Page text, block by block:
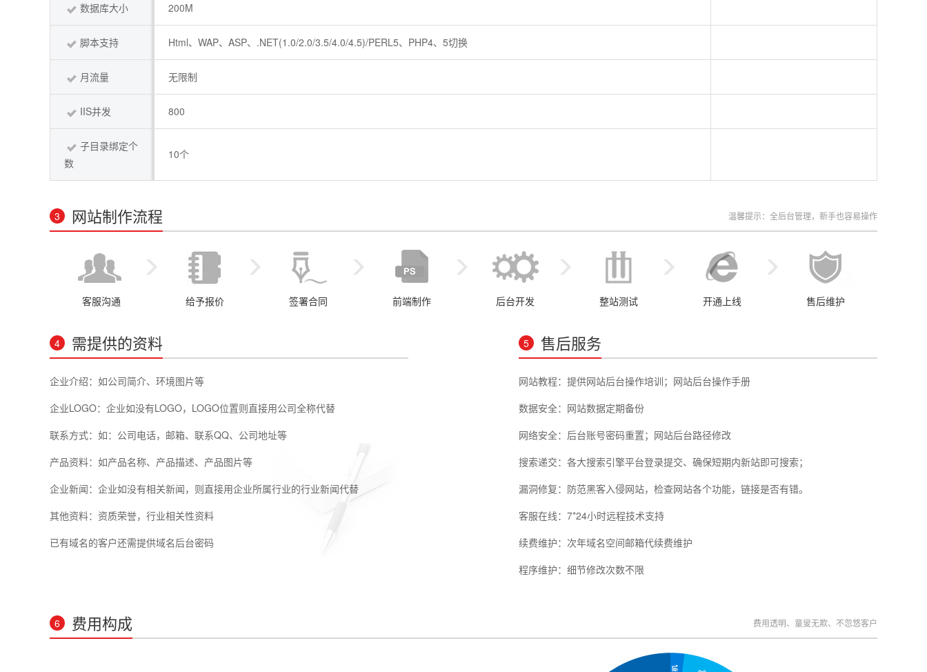
数据库大小 200M
脚本支持 Html、WAP、ASP、.NET(1.0/2.0/3.5/4.0/4.5)/PERL5、PHP4、5切换
月流量 无限制
IIS并发 800
子目录绑定个
数
10个
温馨提示：全后台管理，新手也容易操作
3 网站制作流程
客服沟通 给予报价 签署合同 前端制作 后台开发 整站测试 开通上线 售后维护
4 需提供的资料
企业介绍：如公司简介、环境图片等
企业LOGO：企业如没有LOGO，LOGO位置则直接用公司全称代替
联系方式：如：公司电话，邮箱、联系QQ、公司地址等
产品资料：如产品名称、产品描述、产品图片等
企业新闻：企业如没有相关新闻，则直接用企业所属行业的行业新闻代替
其他资料：资质荣誉，行业相关性资料
已有域名的客户还需提供域名后台密码
5 售后服务
网站教程：提供网站后台操作培训；网站后台操作手册
数据安全：网站数据定期备份
网络安全：后台账号密码重置；网站后台路径修改
搜索递交：各大搜索引擎平台登录提交、确保短期内新站即可搜索；
漏洞修复：防范黑客入侵网站，检查网站各个功能，链接是否有错。
客服在线：7*24小时远程技术支持
续费维护：次年域名空间邮箱代续费维护
程序维护：细节修改次数不限
费用透明、童叟无欺、不忽悠客户
6 费用构成